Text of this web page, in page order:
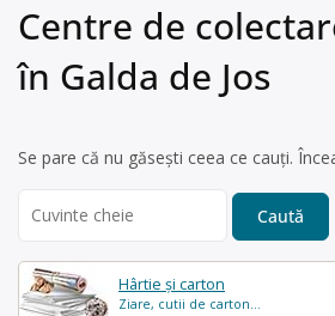
Hârtie și carton
Ziare, cutii de carton...
Centre de
în Galda de Jos
Se pare că nu găsești ceea ce cauți.
for: